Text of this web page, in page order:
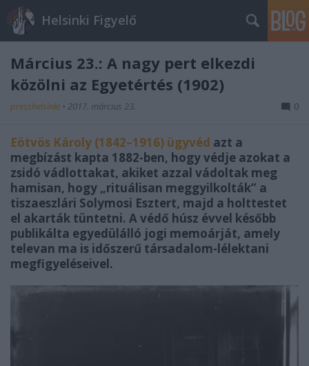
Helsinki Figyelő
Március 23.: A nagy pert elkezdi
közölni az Egyetértés (1902)
presshelsinki • 2017. március 23. 0
Eötvös Károly (1842–1916) ügyvéd azt a
megbízást kapta 1882-ben, hogy védje azokat a
zsidó vádlottakat, akiket azzal vádoltak meg
hamisan, hogy „rituálisan meggyilkolták” a
tiszaeszlári Solymosi Esztert, majd a holttestet
el akarták tüntetni. A védő húsz évvel később
publikálta egyedülálló jogi memoárját, amely
televan ma is időszerű társadalom-lélektani
megfigyeléseivel.